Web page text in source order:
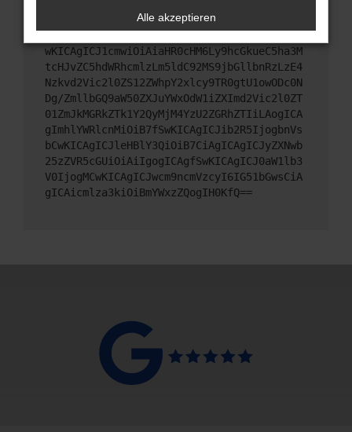
ewogICJuYW1lIjogIk5ldHdvcmtFcnJvciIsCiAgI
mNvbmZpZyI6IHsKICAgICJtZXRob2QiOiAiR0VUIi
wKICAgICJ1cmwiOiAiaHR0cHM6Ly9hcGkueC5ha3M
tcHJvZC5hdWRhcmlzLm5ldC92MS9jbGllbnRzLzE4
Nzkvd2Vic2l0ZS12ZWhpY2xlcy9TR0gtU1owODc0N
Dg/ZmllbGQ9aW50ZXJuYWxOdW1iZXImd2Vic2l0ZT
01ZmJkMGRkZTk1Y2QyMjM4YzU2ZGRhZTIiLAogICA
gImhlYWRlcnMiOiB7fSwKICAgICJib2R5IjogbnVs
bCwKICAgICJleHBlY3QiOiB7CiAgICAgICJyZXNwb
25zZVR5cGUiOiAiIgogICAgfSwKICAgICJ0aW1lb3
V0IjogMCwKICAgICJwcm9ncmVzcyI6IG51bGwsCiA
gICAicmlza3kiOiBmYWxzZQogIH0KfQ==
Alle akzeptieren